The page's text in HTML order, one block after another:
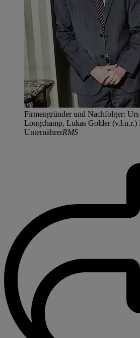
Firmengründer und Nachfolger:
Longchamp, Lukas Golder (v.l.n.r.)
UnternährerRMS